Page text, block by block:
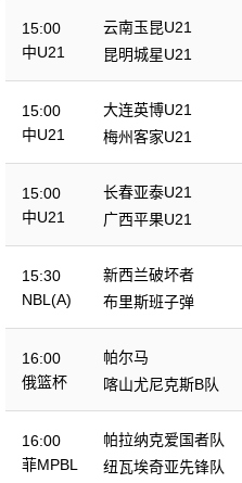
15:00
中U21
云南玉昆U21
昆明城星U21
15:00
中U21
大连英博U21
梅州客家U21
15:00
中U21
长春亚泰U21
广西平果U21
15:30
NBL(A)
新西兰破坏者
布里斯班子弹
16:00
俄篮杯
帕尔马
喀山尤尼克斯B队
16:00
菲MPBL
帕拉纳克爱国者队
纽瓦埃奇亚先锋队